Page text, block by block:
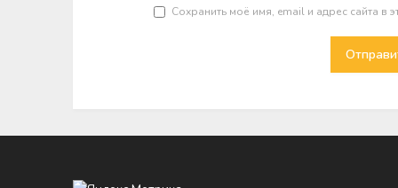
Сохранить моё имя, email и адрес сайта